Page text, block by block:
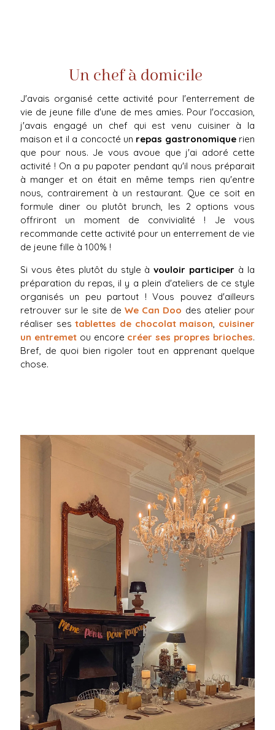
Un chef à domicile
J'avais organisé cette activité pour l'enterrement de
vie de jeune fille d'une de mes amies. Pour l'occasion,
j'avais engagé un chef qui est venu cuisiner à la
maison et il a concocté un repas gastronomiquerien
que pour nous. Je vous avoue que j'ai adoré cette
activité ! On a pu papoter pendant qu'il nous préparait
à manger et on était en même temps rien qu'entre
nous, contrairement à un restaurant. Que ce soit en
formule diner ou plutôt brunch, les 2 options vous
offriront un moment de convivialité ! Je vous
recommande cette activité pour un enterrement de vie
de jeune fille à 100% !
Si vous êtes plutôt du style àvouloir participer à la
préparation du repas, il y a plein d'ateliers de ce style
organisés un peu partout ! Vous pouvez d'ailleurs
retrouver sur le site de We Can Doo des atelier pour
réaliser sestablettes de chocolat maison, cuisiner
un entremetou encore créer ses propres brioches.
Bref, de quoi bien rigoler tout en apprenant quelque
chose.